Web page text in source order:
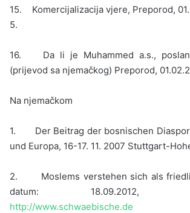
15. Komercijalizacija vjere, Preporod, 01.
5.
16. Da li je Muhammed a.s.,
(prijevod sa njemačkog) Preporod,
Na njemačkom
1. Der Beitrag der bosnischen
und Europa, 16-17. 11. 2007 Stuttgart-
2. Moslems verstehen sich als
datum: 18.09.2012,
http://www.schwaebische.de